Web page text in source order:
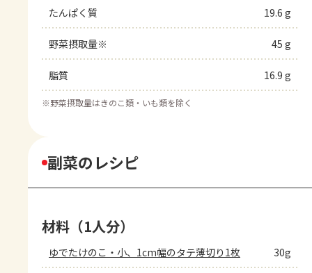
たんぱく質 19.6 g
野菜摂取量※ 45 g
脂質 16.9 g
※野菜摂取量はきのこ類・いも類を除く
副菜のレシピ
材料（1人分）
ゆでたけのこ・小、1cm幅のタテ薄切り1枚 30g